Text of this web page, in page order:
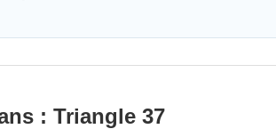
: Triangle 37